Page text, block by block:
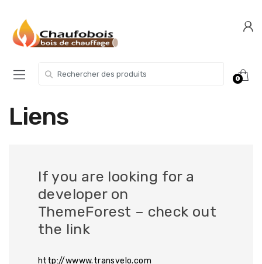
navigation
content
0
Liens
If you are looking for a
developer on
ThemeForest – check out
the link
http://wwww.transvelo.com